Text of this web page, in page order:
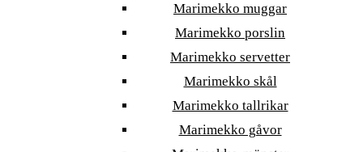
Marimekko muggar
Marimekko porslin
Marimekko servetter
Marimekko skål
Marimekko tallrikar
Marimekko gåvor